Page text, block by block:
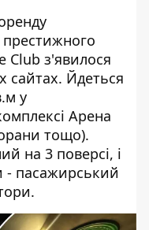
Club з'явилося
сайтах. Йдеться
у
Арена
тощо).
на 3 поверсі, і
- пасажирський